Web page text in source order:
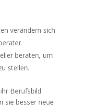
verändern sich
beraten, um
stellen.
Berufsbild
sie besser neue